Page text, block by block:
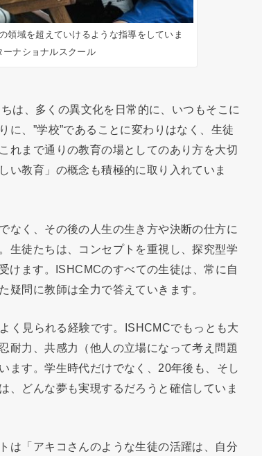
領域を超えていけるような指導をしていま
ナショナルスクール
は、多くの異文化を日常的に、いつもそこに
、”学校”であることに変わりはなく、生徒
れまで通りの教育の場としてのあり方を大切
い教育」の概念も積極的に取り入れていま
く、その後の人生の生き方や決断の仕方に
生徒たちは、コンセプトを重視し、探究型学
けます。ISHCMCのすべての生徒は、常に自
疑問に教師は全力で答えていきます。
く見られる経験です。ISHCMCでもっとも大
耐力、共感力（他人の立場になって考え問題
ます。学生時代だけでなく、20年後も、そし
、どんな夢も実現するだろうと確信していま
「アキコさんのような生徒の活躍は、自分